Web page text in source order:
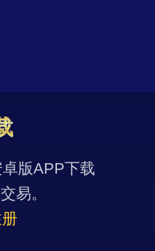
版APP下载
易。